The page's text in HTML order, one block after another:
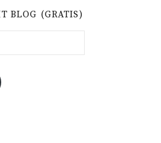
BLOG (GRATIS)